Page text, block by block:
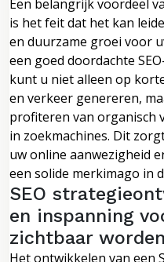
Een belangrijk voordeel
is het feit dat het kan
en duurzame groei voor
een goed doordachte
kunt u niet alleen op
en verkeer genereren,
profiteren van organisch
in zoekmachines. Dit
uw online aanwezigheid
een solide merkimago in
SEO
en inspanning
zichtbaar
Het ontwikkelen van een